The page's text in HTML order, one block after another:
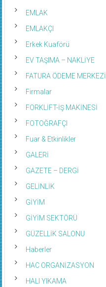
EMLAK
EMLAKÇI
Erkek Kuaförü
EV TAŞIMA – NAKLİYE
FATURA ÖDEME MERKEZİ
Firmalar
FORKLİFT-İŞ MAKİNESİ
FOTOĞRAFÇI
Fuar & Etkinlikler
GALERİ
GAZETE – DERGİ
GELİNLİK
GİYİM
GİYİM SEKTÖRÜ
GÜZELLİK SALONU
Haberler
HAC ORGANİZASYON
HALI YIKAMA